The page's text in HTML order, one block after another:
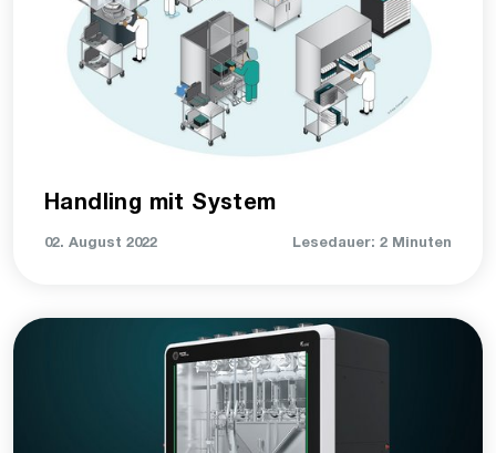
Handling mit System
02. August 2022 Lesedauer: 2 Minuten